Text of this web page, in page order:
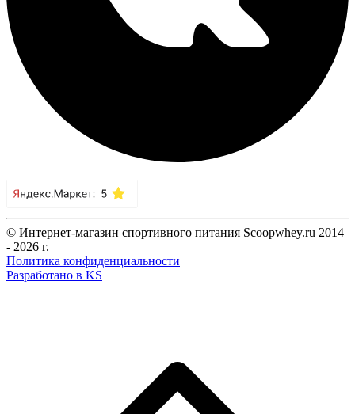
© Интернет-магазин спортивного питания Scoopwhey.ru 2014
- 2026 г.
Политика конфиденциальности
Разработано в KS